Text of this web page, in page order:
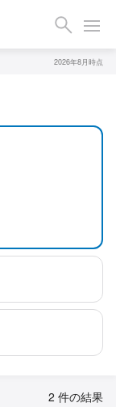
2026年8月時点
2 件の結果